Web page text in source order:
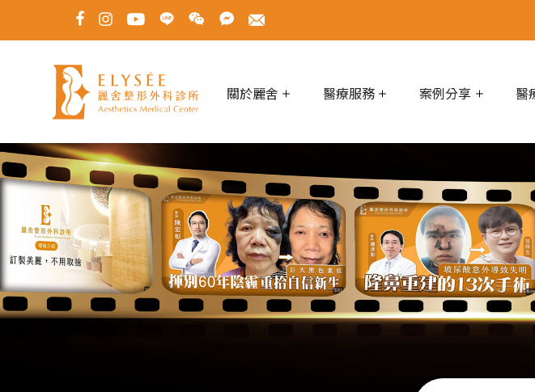
關於麗舍 醫療服務 案例分享 醫